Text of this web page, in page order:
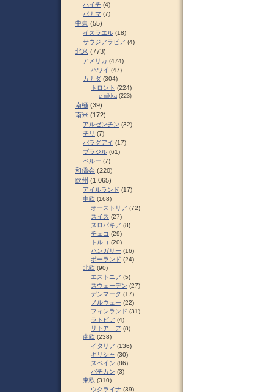
ハイチ (4)
パナマ (7)
中東 (55)
イスラエル (18)
サウジアラビア (4)
北米 (773)
アメリカ (474)
ハワイ (47)
カナダ (304)
トロント (224)
e-nikka (223)
南極 (39)
南米 (172)
アルゼンチン (32)
チリ (7)
パラグアイ (17)
ブラジル (61)
ペルー (7)
和僑会 (220)
欧州 (1,065)
アイルランド (17)
中欧 (168)
オーストリア (72)
スイス (27)
スロパキア (8)
チェコ (29)
トルコ (20)
ハンガリー (16)
ポーランド (24)
北欧 (90)
エストニア (5)
スウェーデン (27)
デンマーク (17)
ノルウェー (22)
フィンランド (31)
ラトビア (4)
リトアニア (8)
南欧 (238)
イタリア (136)
ギリシャ (30)
スペイン (86)
バチカン (3)
東欧 (310)
ウクライナ (39)